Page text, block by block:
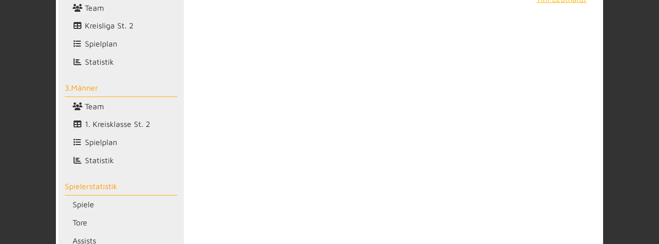
Team
Kreisliga St. 2
Spielplan
Statistik
3.Männer
Team
1. Kreisklasse St. 2
Spielplan
Statistik
Spielerstatistik
Spiele
Tore
Assists